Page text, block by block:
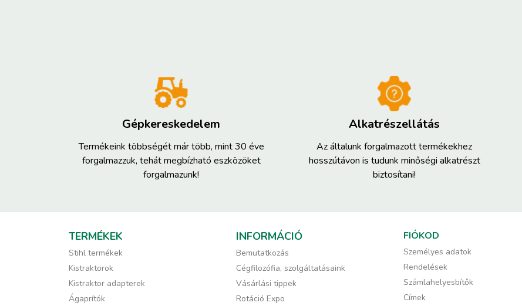
Gépkereskedelem
Termékeink többségét már több, mint 30 éve
forgalmazzuk, tehát megbízható eszközöket
forgalmazunk!
Alkatrészellátás
Az általunk forgalmazott termékekhez
hosszútávon is tudunk minőségi alkatrészt
biztosítani!
TERMÉKEK
Stihl termékek
Kistraktorok
Kistraktor adapterek
Ágaprítók
INFORMÁCIÓ
Bemutatkozás
Cégfilozófia, szolgáltatásaink
Vásárlási tippek
Rotáció Expo
FIÓKOD
Személyes adatok
Rendelések
Számlahelyesbítők
Címek